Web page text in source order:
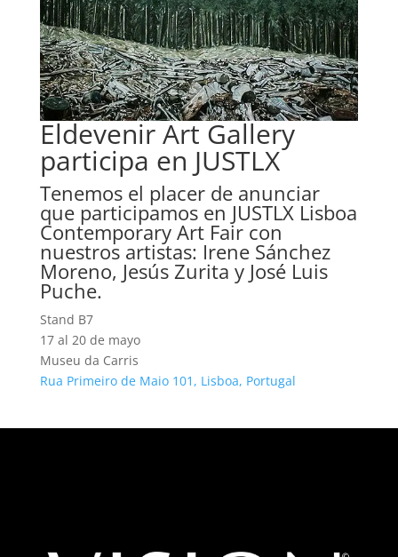
Eldevenir Art Gallery
participa en JUSTLX
Tenemos el placer de anunciar
que participamos en JUSTLX Lisboa
Contemporary Art Fair con
nuestros artistas: Irene Sánchez
Moreno, Jesús Zurita y José Luis
Puche.
Stand B7
17 al 20 de mayo
Museu da Carris
Rua Primeiro de Maio 101, Lisboa, Portugal